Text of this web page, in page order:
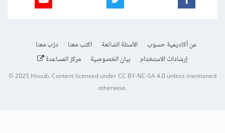
عن أكاديمية حسوب الأسئلة الشائعة اكتب معنا
درّب معنا
إرشادات الاستخدام
بيان الخصوصية مركز المساعدة
© 2025 Hsoub.Content licensed underCC BY-NC-SA 4.0unless mentioned
otherwise.